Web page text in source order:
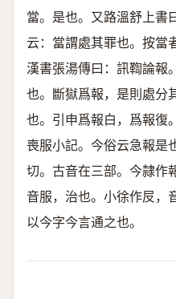
當。是也。又路溫舒上書
云：當謂處其罪也。按當
漢書張湯傳曰：訊鞫論報
也。斷獄爲報，是則處分
也。引申爲報白，爲報復
喪服小記。今俗云急報是
切。古音在三部。今隷作
音服，治也。小徐作㞋，
以今字今言通之也。